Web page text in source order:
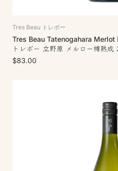
Tres Beau トレボー
Tres Beau Tatenogahara
トレボー 立野原 メルロー樽熟成
$83.00